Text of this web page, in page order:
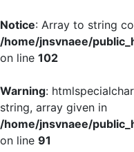
Notice: Array to string
/home/jnsvnaee/
on line 102
Warning:
string, array given in
/home/jnsvnaee/
on line 91